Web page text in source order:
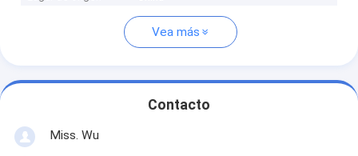
Vea más
Contacto
Miss. Wu